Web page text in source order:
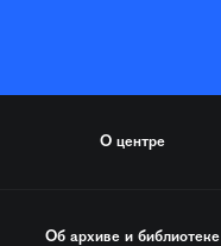
О центре
Об архиве и библиотеке